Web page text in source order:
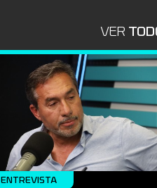
VER
ENTREVISTA